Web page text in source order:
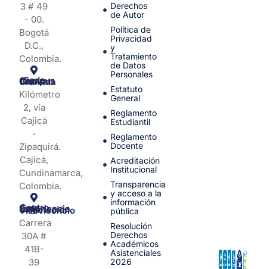
3 # 49
- 00.
Bogotá
D.C.,
Colombia.
Sede Campus Nueva Granada
Kilómetro
2, vía
Cajicá
-
Zipaquirá.
Cajicá,
Cundinamarca,
Colombia.
Centro de Experiencia y Orientación Villavicencio
Carrera
30A #
41B-
39
Derechos
de Autor
Política de
Privacidad
y
Tratamiento
de Datos
Personales
Estatuto
General
Reglamento
Estudiantil
Reglamento
Docente
Acreditación
Institucional
Transparencia
y acceso a la
información
pública
Resolución
Derechos
Académicos
Asistenciales
2026